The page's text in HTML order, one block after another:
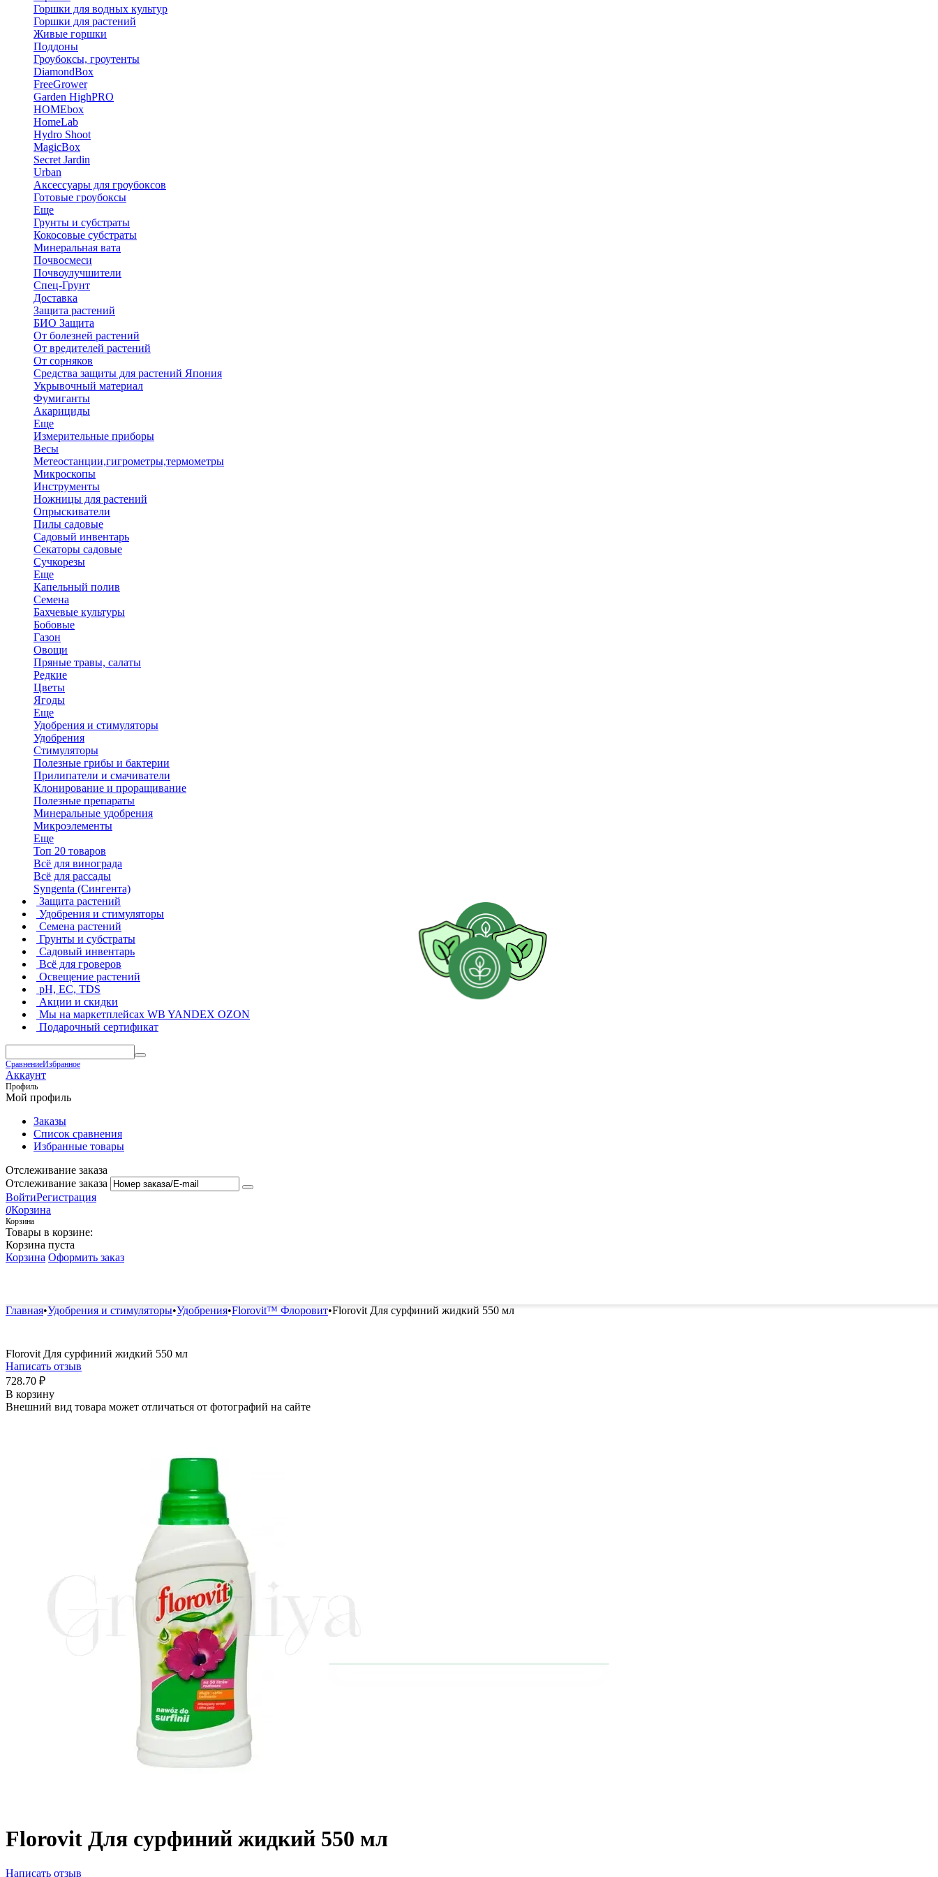
Горшки для водных культур
Горшки для растений
Живые горшки
Поддоны
Гроубоксы, гроутенты
DiamondBox
FreeGrower
Garden HighPRO
HOMEbox
HomeLab
Hydro Shoot
MagicBox
Secret Jardin
Urban
Аксессуары для гроубоксов
Готовые гроубоксы
Еще
Грунты и субстраты
Кокосовые субстраты
Минеральная вата
Почвосмеси
Почвоулучшители
Спец-Грунт
Доставка
Защита растений
БИО Защита
От болезней растений
От вредителей растений
От сорняков
Средства защиты для растений Япония
Укрывочный материал
Фумиганты
Акарициды
Еще
Измерительные приборы
Весы
Метеостанции,гигрометры,термометры
Микроскопы
Инструменты
Ножницы для растений
Опрыскиватели
Пилы садовые
Садовый инвентарь
Секаторы садовые
Сучкорезы
Еще
Капельный полив
Семена
Бахчевые культуры
Бобовые
Газон
Овощи
Пряные травы, салаты
Редкие
Цветы
Ягоды
Еще
Удобрения и стимуляторы
Удобрения
Стимуляторы
Полезные грибы и бактерии
Прилипатели и смачиватели
Клонирование и проращивание
Полезные препараты
Минеральные удобрения
Микроэлементы
Еще
Топ 20 товаров
Всё для винограда
Всё для рассады
Syngenta (Сингента)
Защита растений
Удобрения и стимуляторы
Семена растений
Грунты и субстраты
Садовый инвентарь
Всё для гроверов
Освещение растений
pH, EC, TDS
Акции и скидки
Мы на маркетплейсах WB YANDEX OZON
Подарочный сертификат
СравнениеИзбранное
Профиль
Аккаунт
Мой профиль
Заказы
Список сравнения
Избранные товары
Отслеживание заказа
Отслеживание заказа
ВойтиРегистрация
Корзина
0Корзина
Товары в корзине:
Корзина пуста
Корзина Оформить заказ
Главная•Удобрения и стимуляторы•Удобрения•Florovit™ Флоровит•Florovit Для сурфиний жидкий 550 мл
Florovit Для сурфиний жидкий 550 мл
Написать отзыв
728.70 ₽
В корзину
Внешний вид товара может отличаться от фотографий на сайте
Florovit Для сурфиний жидкий 550 мл
Написать отзыв